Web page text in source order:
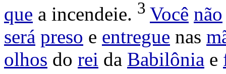
que a incendeie. 3 Você não
será preso e entregue nas
olhos do rei da Babilônia e